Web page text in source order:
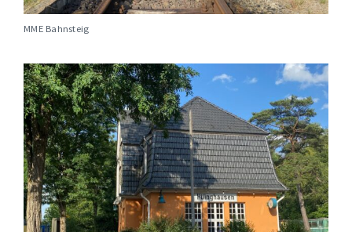
MME Bahnsteig